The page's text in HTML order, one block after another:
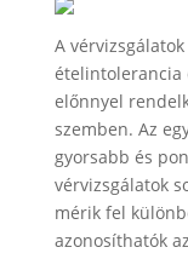
A
ételintolerancia
előnnyel
szemben. Az
gyorsabb és
vérvizsgálatok
mérik fel
azonosíthatók